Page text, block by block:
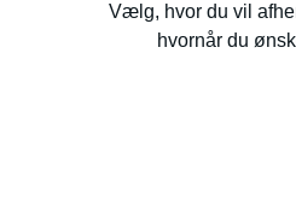
Vælg, hvor du vil
hvornår du